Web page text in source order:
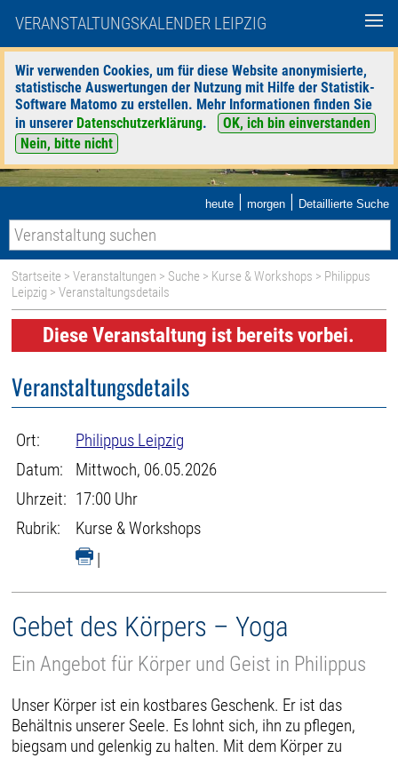
VERANSTALTUNGSKALENDER LEIPZIG
Wir verwenden Cookies, um für diese Website anonymisierte,
statistische Auswertungen der Nutzung mit Hilfe der Statistik-
Software Matomo zu erstellen. Mehr Informationen finden Sie
in unserer Datenschutzerklärung.
OK, ich bin einverstanden
Nein, bitte nicht
heute | morgen | Detaillierte Suche
Startseite >Veranstaltungen > Suche > Kurse & Workshops > Philippus
Leipzig > Veranstaltungsdetails
Diese Veranstaltung ist bereits vorbei.
Veranstaltungsdetails
Ort:
Philippus Leipzig
Datum:
Mittwoch, 06.05.2026
Uhrzeit: 17:00 Uhr
Rubrik:
Kurse & Workshops
|
Gebet des Körpers – Yoga
Ein Angebot für Körper und Geist in Philippus
Unser Körper ist ein kostbares Geschenk. Er ist das
Behältnis unserer Seele. Es lohnt sich, ihn zu pflegen,
biegsam und gelenkig zu halten. Mit dem Körper zu